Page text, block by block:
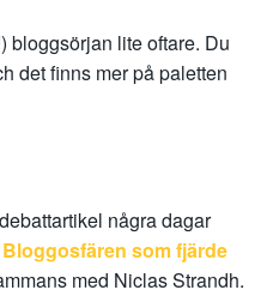
bloggsörjan lite oftare. Du
det finns mer på paletten
några dagar
Bloggosfären som fjärde
med Niclas Strandh.